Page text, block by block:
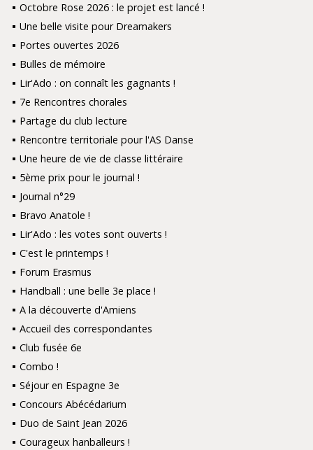
Octobre Rose 2026 : le projet est lancé !
Une belle visite pour Dreamakers
Portes ouvertes 2026
Bulles de mémoire
Lir'Ado : on connaît les gagnants !
7e Rencontres chorales
Partage du club lecture
Rencontre territoriale pour l'AS Danse
Une heure de vie de classe littéraire
5ème prix pour le journal !
Journal n°29
Bravo Anatole !
Lir'Ado : les votes sont ouverts !
C'est le printemps !
Forum Erasmus
Handball : une belle 3e place !
A la découverte d'Amiens
Accueil des correspondantes
Club fusée 6e
Combo !
Séjour en Espagne 3e
Concours Abécédarium
Duo de Saint Jean 2026
Courageux hanballeurs !